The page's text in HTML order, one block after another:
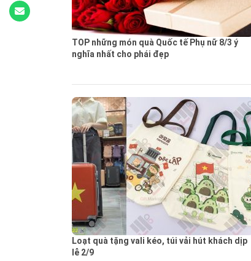
TOP những món quà Quốc tế Phụ nữ 8/3 ý
nghĩa nhất cho phái đẹp
Loạt quà tặng vali kéo, túi vải hút khách dịp
lễ 2/9